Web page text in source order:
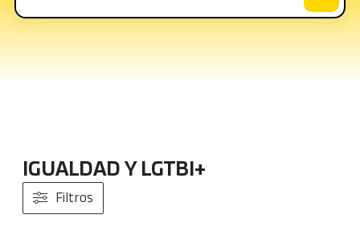
IGUALDAD Y LGTBI+
Filtros